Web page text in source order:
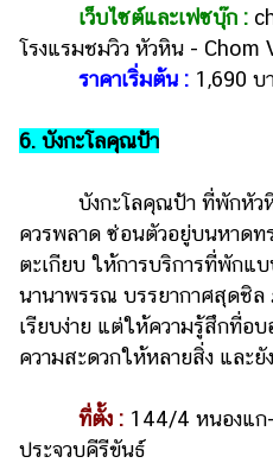
เว็บไซต์และเฟซบุ๊ก :
โรงแรมชมวิว หัวหิน - Chom
ราคาเริ่มต้น : 1,690 บ
6. บังกะโลคุณป้า
บังกะโลคุณป้า ที่พักหัวหิน
ควรพลาด ซ่อนตัวอยู่บนหาดท
ตะเกียบ ให้การบริการที่พักแ
นานาพรรณ บรรยากาศสุดชิล
เรียบง่าย แต่ให้ความรู้สึกที่อ
ความสะดวกให้หลายสิ่ง และยั
ที่ตั้ง : 144/4 หนองแก
ประจวบคีรีขันธ์